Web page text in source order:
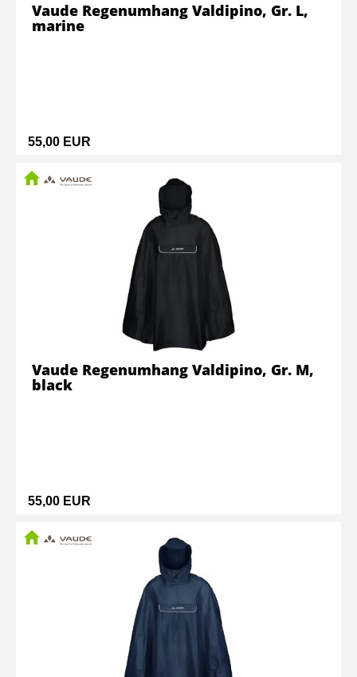
55,00 EUR
Vaude Regenumhang Valdipino, Gr. L,
marine
55,00 EUR
Vaude Regenumhang Valdipino, Gr. M,
black